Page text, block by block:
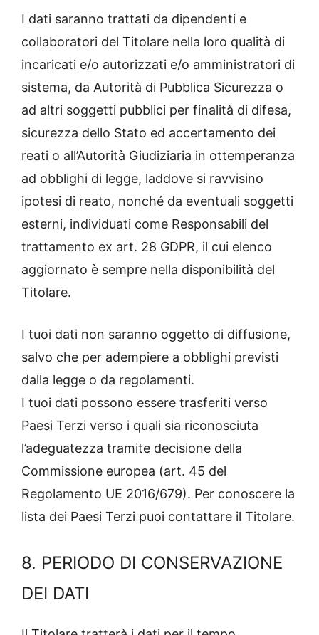
I dati saranno trattati da dipendenti e
collaboratori del Titolare nella loro qualità di
incaricati e/o autorizzati e/o amministratori di
sistema, da Autorità di Pubblica Sicurezza o
ad altri soggetti pubblici per finalità di difesa,
sicurezza dello Stato ed accertamento dei
reati o all’Autorità Giudiziaria in ottemperanza
ad obblighi di legge, laddove si ravvisino
ipotesi di reato, nonché da eventuali soggetti
esterni, individuati come Responsabili del
trattamento ex art. 28 GDPR, il cui elenco
aggiornato è sempre nella disponibilità del
Titolare.
I tuoi dati non saranno oggetto di diffusione,
salvo che per adempiere a obblighi previsti
dalla legge o da regolamenti.
I tuoi dati possono essere trasferiti verso
Paesi Terzi verso i quali sia riconosciuta
l’adeguatezza tramite decisione della
Commissione europea (art. 45 del
Regolamento UE 2016/679). Per conoscere la
lista dei Paesi Terzi puoi contattare il Titolare.
8. PERIODO DI CONSERVAZIONE
DEI DATI